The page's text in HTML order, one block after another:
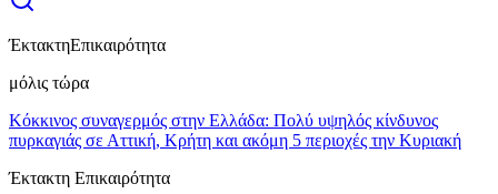
ΈκτακτηΕπικαιρότητα
μόλις τώρα
Κόκκινος συναγερμός στην Ελλάδα: Πολύ υψηλός κίνδυνος
πυρκαγιάς σε Αττική, Κρήτη και ακόμη 5 περιοχές την Κυριακή
Έκτακτη Επικαιρότητα